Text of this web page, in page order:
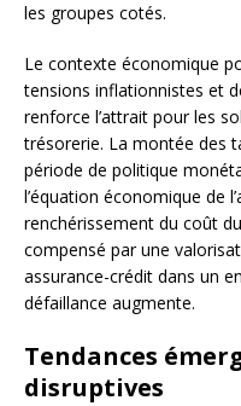
les groupes cotés.
Le contexte économique
tensions inflationnistes et
renforce l’attrait pour les
trésorerie. La montée des
période de politique
l’équation économique de
renchérissement du coût
compensé par une
assurance-crédit dans un
défaillance augmente.
Tendances
disruptives